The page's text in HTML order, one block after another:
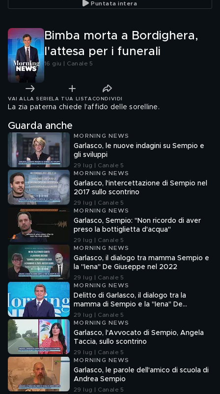
Puntata intera
Bimba morta a Bordighera,
l'attesa per i funerali
16 giu | Canale 5
VAI ALLA SERIE LA TUA LISTA CONDIVIDI
La zia paterna chiede l'affido delle sorelline.
Guarda anche
MORNING NEWS
Garlasco, le nuove indagini su Sempio e
gli sviluppi
29 lug | Canale 5
MORNING NEWS
Garlasco, l'intercettazione di Sempio nel
2017 sullo scontrino
29 lug | Canale 5
MORNING NEWS
Garlasco, Sempio: "Non ricordo di aver
preso la bottiglietta d'acqua"
29 lug | Canale 5
MORNING NEWS
Garlasco, il dialogo tra mamma Sempio e
la "Iena" De Giuseppe nel 2022
29 lug | Canale 5
MORNING NEWS
Delitto di Garlasco, il dialogo tra la
mamma di Sempio e la "Iena" De
Giuseppe nel 2022
29 lug | Canale 5
MORNING NEWS
Garlasco, l'Avvocato di Sempio, Angela
Taccia, sullo scontrino
29 lug | Canale 5
MORNING NEWS
Garlasco, le parole dell'amico di scuola di
Andrea Sempio
29 lug | Canale 5